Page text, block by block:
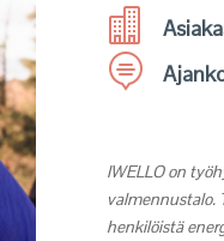


IWELLO on
valmennustalo.
henkilöistä